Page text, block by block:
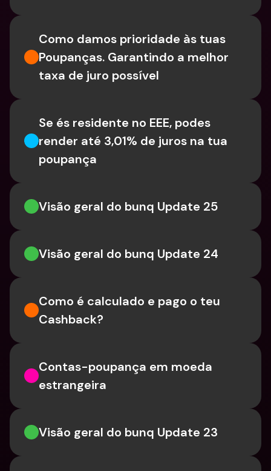
Como damos prioridade às tuas
Poupanças. Garantindo a melhor
taxa de juro possível
Se és residente no EEE, podes
render até 3,01% de juros na tua
poupança
Visão geral do bunq Update 25
Visão geral do bunq Update 24
Como é calculado e pago o teu
Cashback?
Contas-poupança em moeda
estrangeira
Visão geral do bunq Update 23